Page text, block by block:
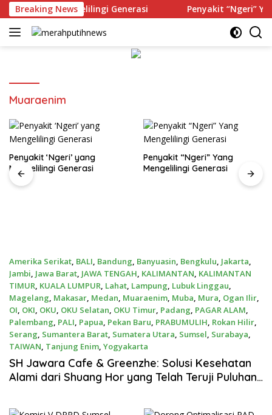
Langsung
ke
konten
Breaking News
yang Mengelilingi Generasi Penyakit “Ngeri”
Muaraenim
Penyakit ‘Ngeri’ yang
Mengelilingi Generasi
Penyakit “Ngeri” Yang
Mengelilingi Generasi
Amerika Serikat, BALI, Bandung, Banyuasin, Bengkulu, Jakarta,
Jambi, Jawa Barat, JAWA TENGAH, KALIMANTAN, KALIMANTAN
TIMUR, KUALA LUMPUR, Lahat, Lampung, Lubuk Linggau,
Magelang, Makasar, Medan, Muaraenim, Muba, Mura, Ogan Ilir,
OI, OKI, OKU, OKU Selatan, OKU Timur, Padang, PAGAR ALAM,
Palembang, PALI, Papua, Pekan Baru, PRABUMULIH, Rokan Hilir,
Serang, Sumantera Barat, Sumatera Utara, Sumsel, Surabaya,
TAIWAN, Tanjung Enim, Yogyakarta
Juli 26, 2026
SH Jawara Cafe & Greenzhe: Solusi Kesehatan
Alami dari Shuang Hor yang Telah Teruji Puluhan